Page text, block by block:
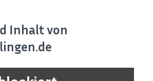
Inhalt von